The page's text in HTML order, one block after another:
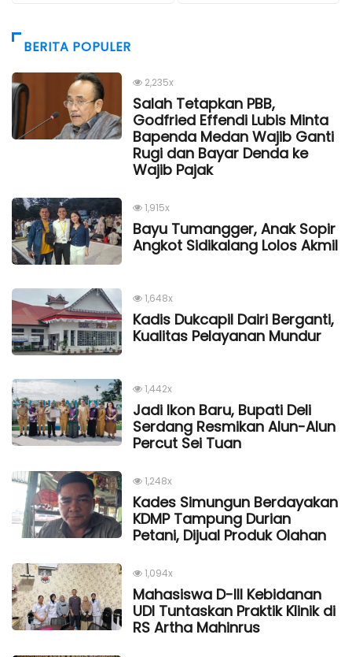
BERITA POPULER
2,235x
Salah Tetapkan PBB,
Godfried Effendi Lubis Minta
Bapenda Medan Wajib Ganti
Rugi dan Bayar Denda ke
Wajib Pajak
1,915x
Bayu Tumangger, Anak Sopir
Angkot Sidikalang Lolos Akmil
1,648x
Kadis Dukcapil Dairi Berganti,
Kualitas Pelayanan Mundur
1,442x
Jadi Ikon Baru, Bupati Deli
Serdang Resmikan Alun-Alun
Percut Sei Tuan
1,248x
Kades Simungun Berdayakan
KDMP Tampung Durian
Petani, Dijual Produk Olahan
1,094x
Mahasiswa D-III Kebidanan
UDI Tuntaskan Praktik Klinik di
RS Artha Mahinrus